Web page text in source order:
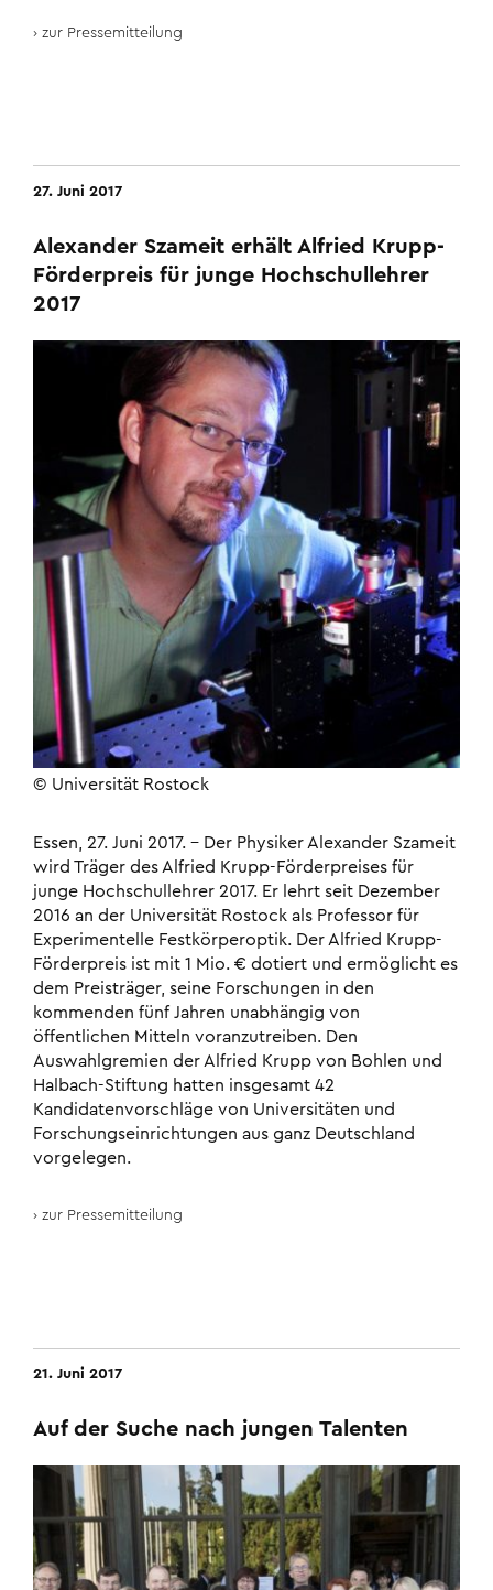
zur Pressemitteilung
27. Juni 2017
Alexander Szameit erhält Alfried Krupp-
Förderpreis für junge Hochschullehrer
2017
Essen, 27. Juni 2017. – Der Physiker Alexander Szameit
wird Träger des Alfried Krupp-Förderpreises für
junge Hochschullehrer 2017. Er lehrt seit Dezember
2016 an der Universität Rostock als Professor für
Experimentelle Festkörperoptik. Der Alfried Krupp-
Förderpreis ist mit 1 Mio. € dotiert und ermöglicht es
dem Preisträger, seine Forschungen in den
kommenden fünf Jahren unabhängig von
öffentlichen Mitteln voranzutreiben. Den
Auswahlgremien der Alfried Krupp von Bohlen und
Halbach-Stiftung hatten insgesamt 42
Kandidatenvorschläge von Universitäten und
Forschungseinrichtungen aus ganz Deutschland
vorgelegen.
zur Pressemitteilung
© Universität Rostock
21. Juni 2017
Auf der Suche nach jungen Talenten